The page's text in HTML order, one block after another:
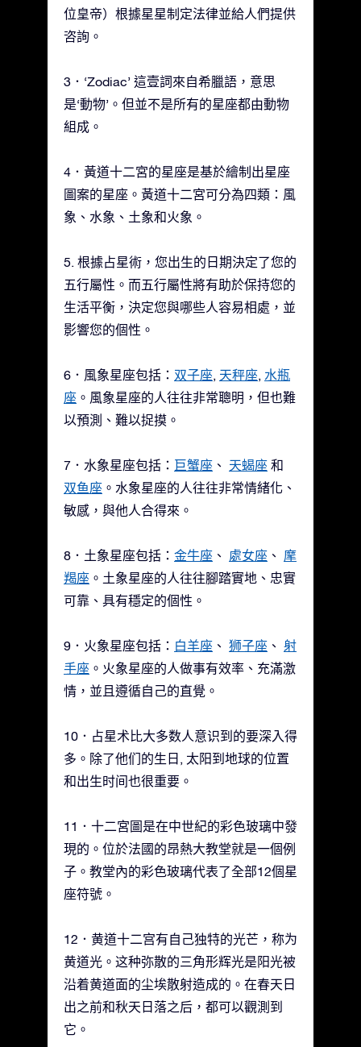
位皇帝）根據星星制定法律並給人們提供
咨詢。
3．‘Zodiac’ 這壹詞來自希臘語，意思
是‘動物’。但並不是所有的星座都由動物
組成。
4．黃道十二宮的星座是基於繪制出星座
圖案的星座。黃道十二宮可分為四類：風
象、水象、土象和火象。
5. 根據占星術，您出生的日期決定了您的
五行屬性。而五行屬性將有助於保持您的
生活平衡，決定您與哪些人容易相處，並
影響您的個性。
6．風象星座包括： 双子座, 天秤座, 水瓶
座 。風象星座的人往往非常聰明，但也難
以預測、難以捉摸。
7．水象星座包括： 巨蟹座 、 天蝎座 和
双鱼座 。水象星座的人往往非常情緒化、
敏感，與他人合得來。
8．土象星座包括： 金牛座 、 處女座 、 摩
羯座 。土象星座的人往往腳踏實地、忠實
可靠、具有穩定的個性。
9．火象星座包括： 白羊座 、 狮子座 、 射
手座 。火象星座的人做事有效率、充滿激
情，並且遵循自己的直覺。
10．占星术比大多数人意识到的要深入得
多。除了他们的生日, 太阳到地球的位置
和出生时间也很重要。
11．十二宮圖是在中世紀的彩色玻璃中發
現的。位於法國的昂熱大教堂就是一個例
子。教堂內的彩色玻璃代表了全部12個星
座符號。
12．黄道十二宫有自己独特的光芒，称为
黄道光。这种弥散的三角形辉光是阳光被
沿着黄道面的尘埃散射造成的。在春天日
出之前和秋天日落之后，都可以觀測到
它。